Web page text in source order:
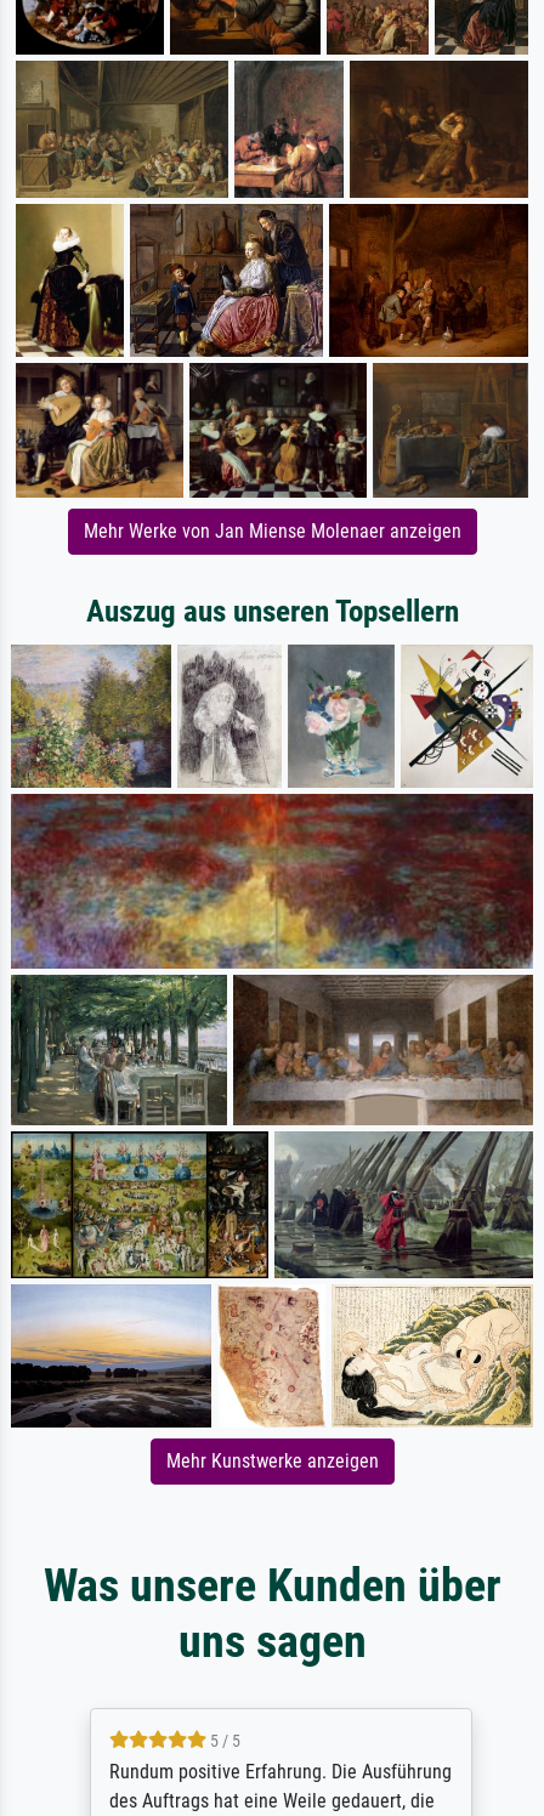
Mehr Werke von Jan Miense Molenaer anzeigen
Auszug aus unseren Topsellern
Mehr Kunstwerke anzeigen
Was unsere Kunden über
uns sagen
5 / 5
Rundum positive Erfahrung. Die Ausführung
des Auftrags hat eine Weile gedauert, die